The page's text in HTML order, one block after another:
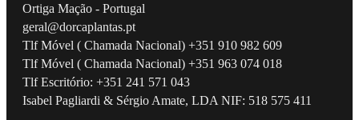
Ortiga Mação - Portugal
geral@dorcaplantas.pt
Tlf Móvel ( Chamada Nacional) +351 910 982 609
Tlf Móvel ( Chamada Nacional) +351 963 074 018
Tlf Escritório: +351 241 571 043
Isabel Pagliardi & Sérgio Amate, LDA NIF: 518 575 411